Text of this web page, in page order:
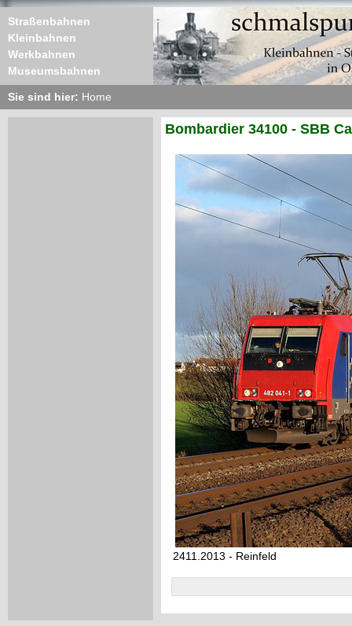
Straßenbahnen
Kleinbahnen
Werkbahnen
Museumsbahnen
Sie sind hier: Home
Bombardier 34100 - SBB
2411.2013 - Reinfeld